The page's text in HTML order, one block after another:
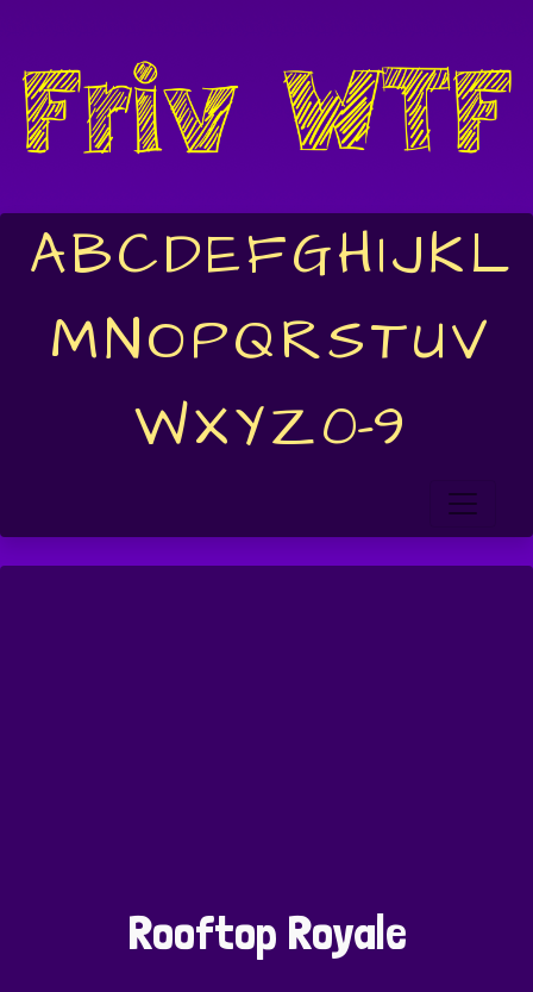
ABCDEFGHIJKL
MNOPQRSTUV
WXYZ0-9
Rooftop Royale